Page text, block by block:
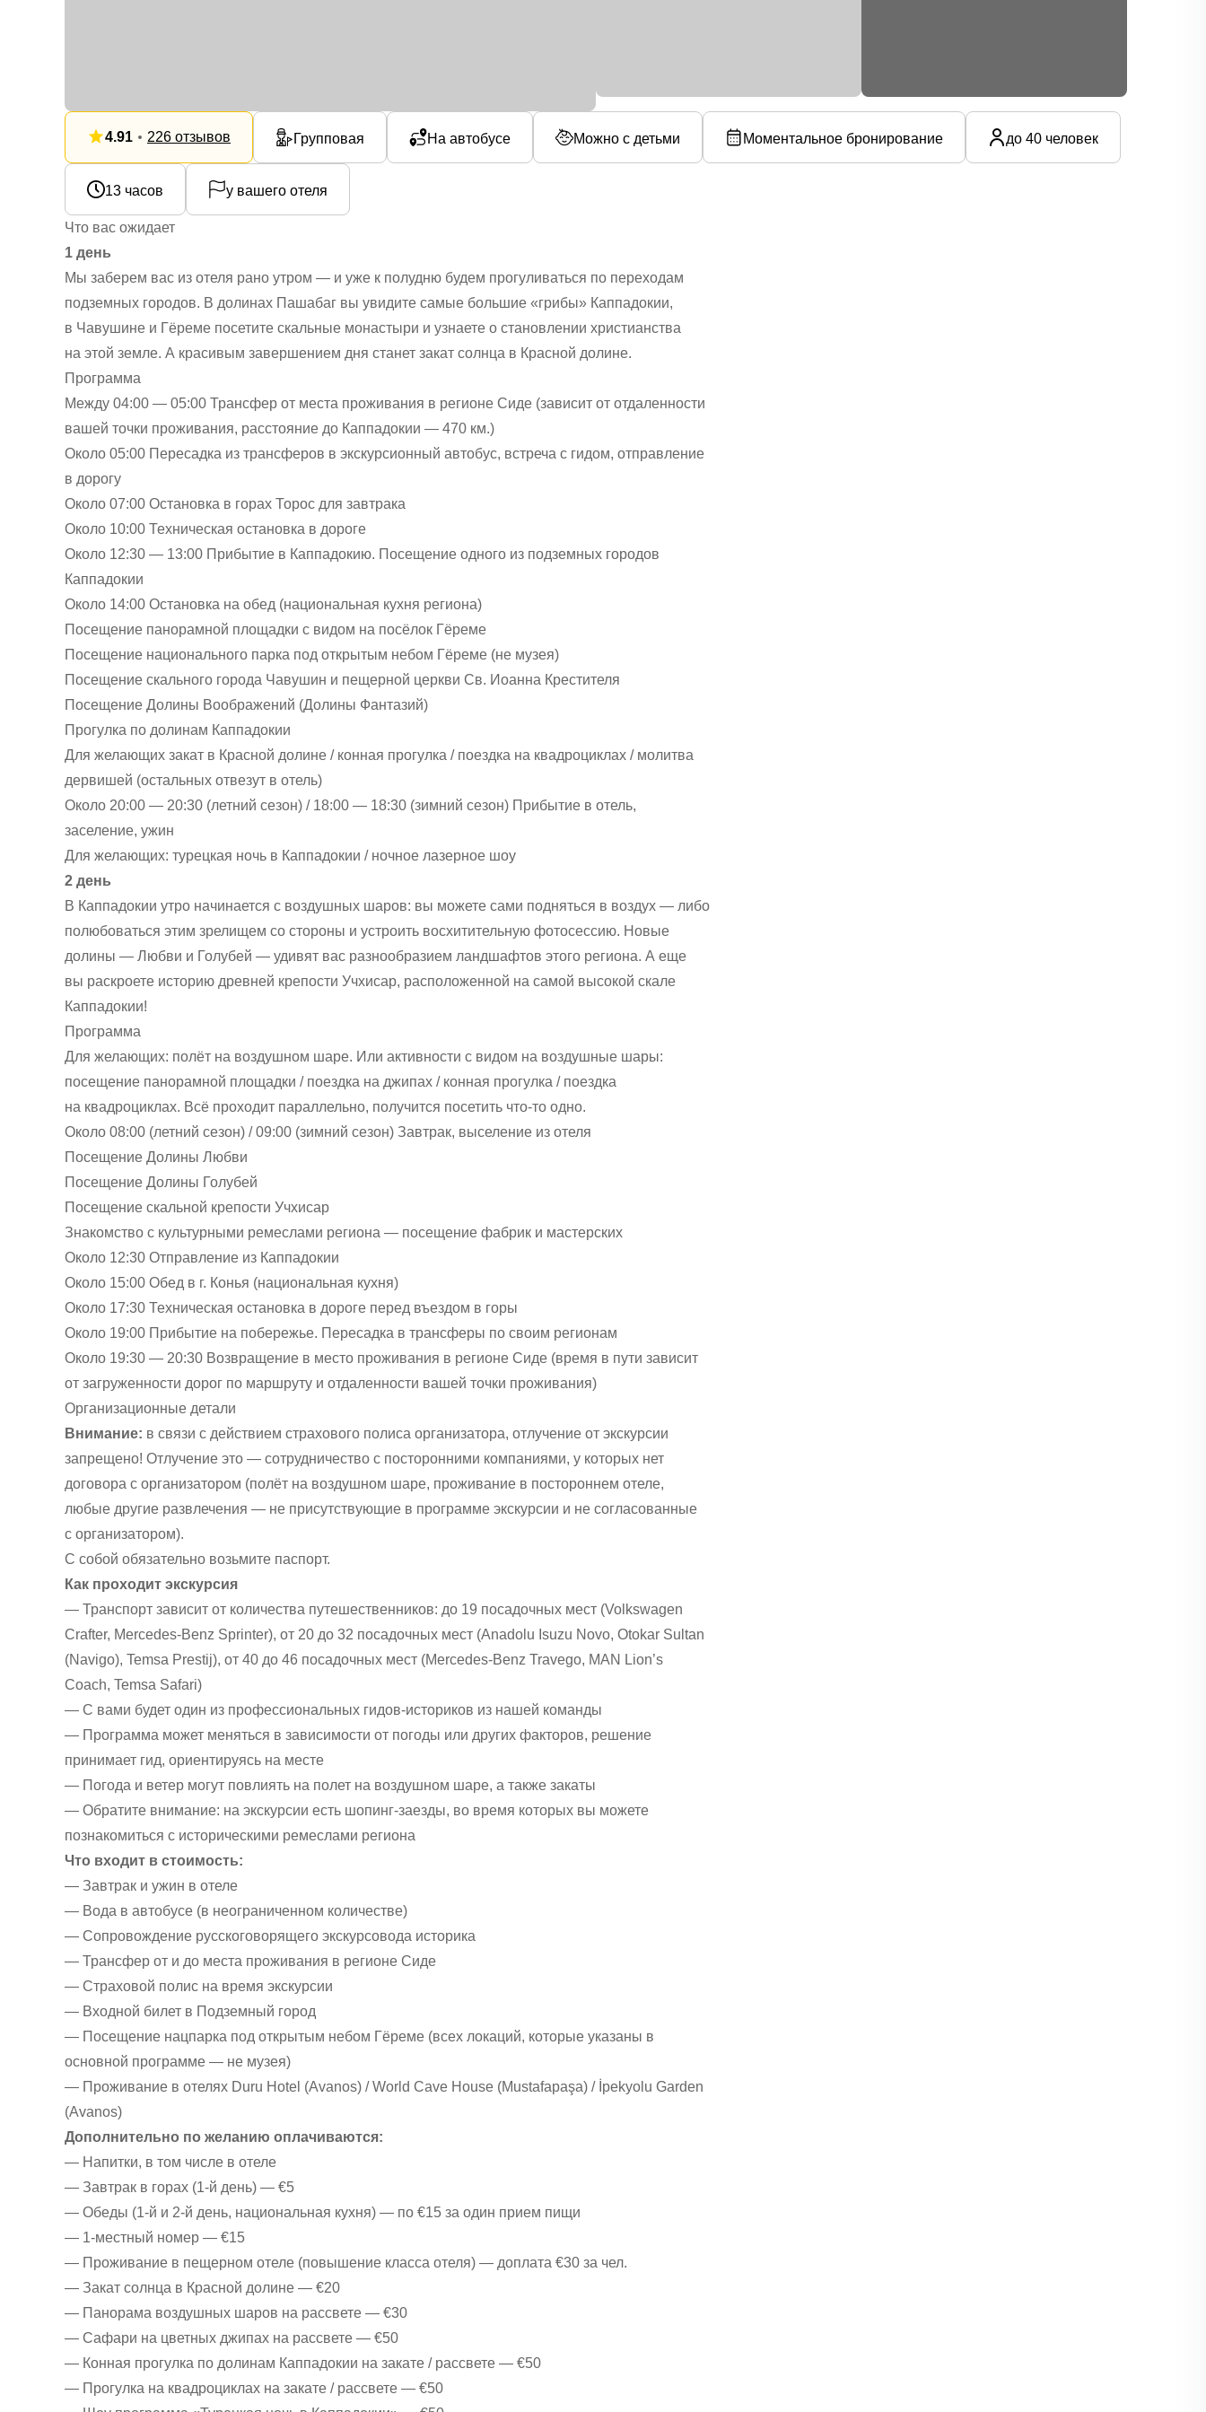
4.91 226 отзывов Групповая На автобусе Можно с детьми Моментальное бронирование до 40 человек
13 часов у вашего отеля
Что вас ожидает
1 день
Мы заберем вас из отеля рано утром — и уже к полудню будем прогуливаться по переходам
подземных городов. В долинах Пашабаг вы увидите самые большие «грибы» Каппадокии,
в Чавушине и Гёреме посетите скальные монастыри и узнаете о становлении христианства
на этой земле. А красивым завершением дня станет закат солнца в Красной долине.
Программа
Между 04:00 — 05:00 Трансфер от места проживания в регионе Сиде (зависит от отдаленности
вашей точки проживания, расстояние до Каппадокии — 470 км.)
Около 05:00 Пересадка из трансферов в экскурсионный автобус, встреча с гидом, отправление
в дорогу
Около 07:00 Остановка в горах Торос для завтрака
Около 10:00 Техническая остановка в дороге
Около 12:30 — 13:00 Прибытие в Каппадокию. Посещение одного из подземных городов
Каппадокии
Около 14:00 Остановка на обед (национальная кухня региона)
Посещение панорамной площадки с видом на посёлок Гёреме
Посещение национального парка под открытым небом Гёреме (не музея)
Посещение скального города Чавушин и пещерной церкви Св. Иоанна Крестителя
Посещение Долины Воображений (Долины Фантазий)
Прогулка по долинам Каппадокии
Для желающих закат в Красной долине / конная прогулка / поездка на квадроциклах / молитва
дервишей (остальных отвезут в отель)
Около 20:00 — 20:30 (летний сезон) / 18:00 — 18:30 (зимний сезон) Прибытие в отель,
заселение, ужин
Для желающих: турецкая ночь в Каппадокии / ночное лазерное шоу
2 день
В Каппадокии утро начинается с воздушных шаров: вы можете сами подняться в воздух — либо
полюбоваться этим зрелищем со стороны и устроить восхитительную фотосессию. Новые
долины — Любви и Голубей — удивят вас разнообразием ландшафтов этого региона. А еще
вы раскроете историю древней крепости Учхисар, расположенной на самой высокой скале
Каппадокии!
Программа
Для желающих: полёт на воздушном шаре. Или активности с видом на воздушные шары:
посещение панорамной площадки / поездка на джипах / конная прогулка / поездка
на квадроциклах. Всё проходит параллельно, получится посетить что-то одно.
Около 08:00 (летний сезон) / 09:00 (зимний сезон) Завтрак, выселение из отеля
Посещение Долины Любви
Посещение Долины Голубей
Посещение скальной крепости Учхисар
Знакомство с культурными ремеслами региона — посещение фабрик и мастерских
Около 12:30 Отправление из Каппадокии
Около 15:00 Обед в г. Конья (национальная кухня)
Около 17:30 Техническая остановка в дороге перед въездом в горы
Около 19:00 Прибытие на побережье. Пересадка в трансферы по своим регионам
Около 19:30 — 20:30 Возвращение в место проживания в регионе Сиде (время в пути зависит
от загруженности дорог по маршруту и отдаленности вашей точки проживания)
Организационные детали
Внимание: в связи с действием страхового полиса организатора, отлучение от экскурсии
запрещено! Отлучение это — сотрудничество с посторонними компаниями, у которых нет
договора с организатором (полёт на воздушном шаре, проживание в постороннем отеле,
любые другие развлечения — не присутствующие в программе экскурсии и не согласованные
с организатором).
С собой обязательно возьмите паспорт.
Как проходит экскурсия
— Транспорт зависит от количества путешественников: до 19 посадочных мест (Volkswagen
Crafter, Mercedes-Benz Sprinter), от 20 до 32 посадочных мест (Anadolu Isuzu Novo, Otokar Sultan
(Navigo), Temsa Prestij), от 40 до 46 посадочных мест (Mercedes-Benz Travego, MAN Lion’s
Coach, Temsa Safari)
— С вами будет один из профессиональных гидов-историков из нашей команды
— Программа может меняться в зависимости от погоды или других факторов, решение
принимает гид, ориентируясь на месте
— Погода и ветер могут повлиять на полет на воздушном шаре, а также закаты
— Обратите внимание: на экскурсии есть шопинг-заезды, во время которых вы можете
познакомиться с историческими ремеслами региона
Что входит в стоимость:
— Завтрак и ужин в отеле
— Вода в автобусе (в неограниченном количестве)
— Сопровождение русскоговорящего экскурсовода историка
— Трансфер от и до места проживания в регионе Сиде
— Страховой полис на время экскурсии
— Входной билет в Подземный город
— Посещение нацпарка под открытым небом Гёреме (всех локаций, которые указаны в
основной программе — не музея)
— Проживание в отелях Duru Hotel (Avanos) / World Cave House (Mustafapaşa) / ⁠İpekyolu Garden
(Avanos)
Дополнительно по желанию оплачиваются:
— Напитки, в том числе в отеле
— Завтрак в горах (1-й день) — €5
— Обеды (1-й и 2-й день, национальная кухня) — по €15 за один прием пищи
— 1-местный номер — €15
— Проживание в пещерном отеле (повышение класса отеля) — доплата €30 за чел.
— Закат солнца в Красной долине — €20
— Панорама воздушных шаров на рассвете — €30
— Сафари на цветных джипах на рассвете — €50
— Конная прогулка по долинам Каппадокии на закате / рассвете — €50
— Прогулка на квадроциклах на закате / рассвете — €50